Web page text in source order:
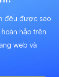
đều được sao
hảo trên
web và